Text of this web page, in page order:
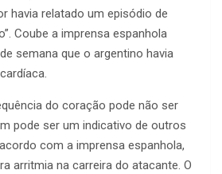
havia relatado um episódio de
Coube a imprensa espanhola
semana que o argentino havia
do coração pode não ser
pode ser um indicativo de outros
com a imprensa espanhola,
arritmia na carreira do atacante. O